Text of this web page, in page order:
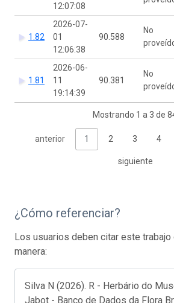
12:07:08
1.82
2026-07-
01
12:06:38
90.588
No
1.81
2026-06-
11
19:14:39
90.381
No
Mostrando 1 a 3 de
anterior 1 2 3 4
siguiente
¿Cómo referenciar?
Los usuarios deben citar este
manera:
Silva N (2026). R - Herbário do
Jabot - Banco de Dados da Flora